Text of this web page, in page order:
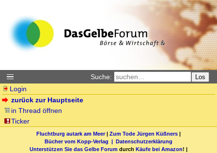
Suche: Los
Login
zurück zur Hauptseite
in Thread öffnen
Ticker
Fluchtburg autark am Meer| Zum Tode Jürgen Küßners |
Bücher vom Kopp-Verlag | Datenschutzerklärung
Unterstützen Sie das Gelbe Forum durch Käufe bei Amazon! |